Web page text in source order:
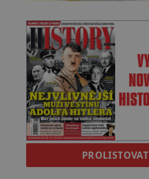
PROLISTOVAT